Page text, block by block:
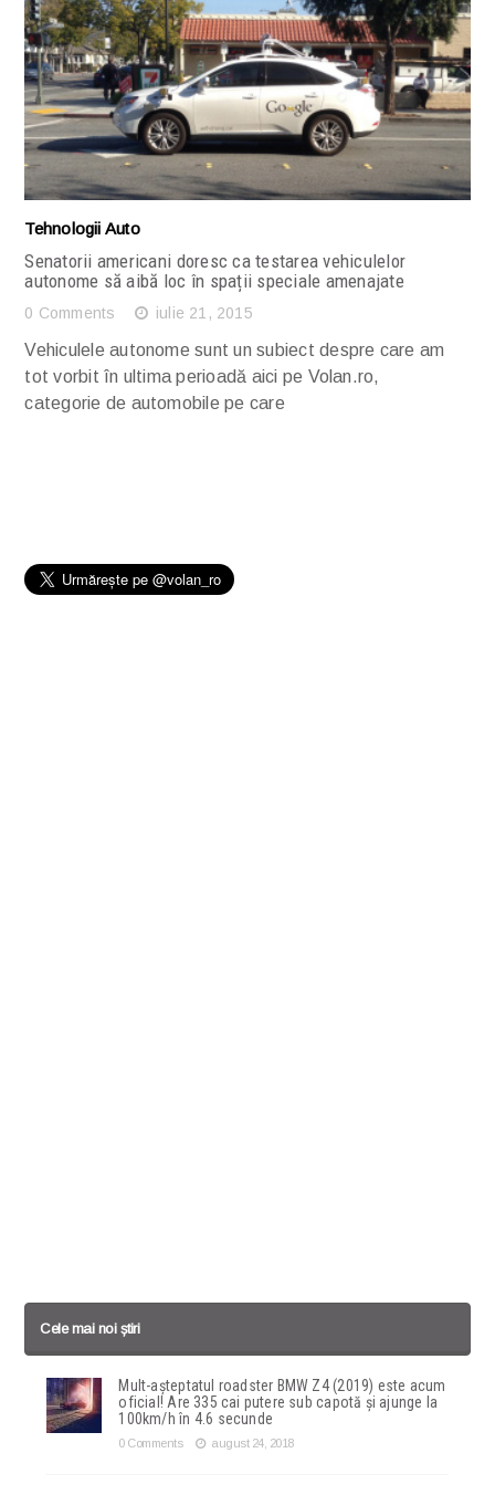
Citește articolul complet
Tehnologii Auto
Senatorii americani doresc ca testarea vehiculelor
autonome să aibă loc în spații speciale amenajate
0 Comments iulie 21, 2015
Vehiculele autonome sunt un subiect despre care am
tot vorbit în ultima perioadă aici pe Volan.ro,
categorie de automobile pe care
Cele mai noi știri
Mult-așteptatul roadster BMW Z4 (2019) este acum
oficial! Are 335 cai putere sub capotă și ajunge la
100km/h în 4.6 secunde
0 Comments august 24, 2018